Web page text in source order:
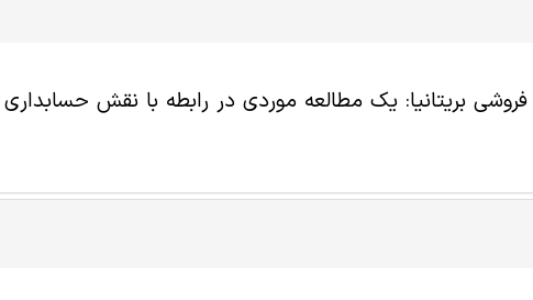
بریتانیا: یک مطالعه موردی در رابطه با نقش حسابداری